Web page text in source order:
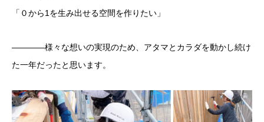
「０から1を生み出せる空間を作りたい」
————様々な想いの実現のため、アタマとカラダを動かし続け
た一年だったと思います。